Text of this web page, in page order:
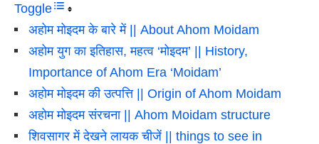
Toggle
अहोम मोइदम के बारे में || About Ahom Moidam
अहोम युग का इतिहास, महत्व ‘मोइदम’ || History,
Importance of Ahom Era ‘Moidam’
अहोम मोइदम की उत्पत्ति || Origin of Ahom Moidam
अहोम मोइदम संरचना || Ahom Moidam structure
शिवसागर में देखने लायक चीजें || things to see in